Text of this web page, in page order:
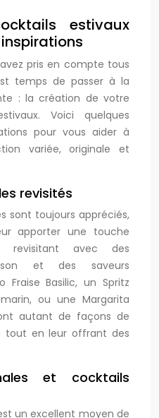
estivaux
pris en compte tous
temps de passer à la
: la création de votre
Voici quelques
pour vous aider à
variée, originale et
revisités
sont toujours appréciés,
apporter une touche
revisitant avec des
et des saveurs
Fraise Basilic, un Spritz
ou une Margarita
autant de façons de
tout en leur offrant des
et cocktails
un excellent moyen de